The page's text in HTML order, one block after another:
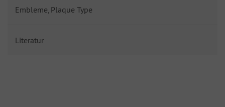
Embleme, Plaque Type
Literatur